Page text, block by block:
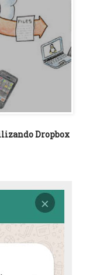
Dropbox